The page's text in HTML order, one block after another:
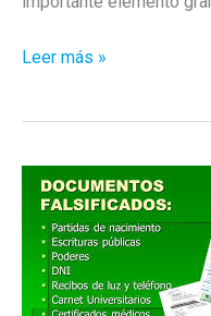
Viaje
Máncora…
No
vuelvo
Bucear
Leer más »